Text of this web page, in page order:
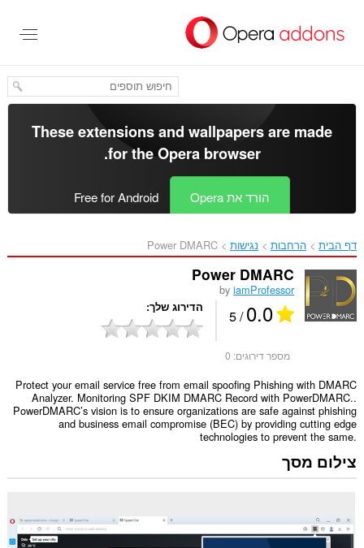
העיקרי
These extensions and wallpapers are made
for theOpera browser
.
הורד את Opera Free for Android
דף הבית הרחבות נגישות Power DMARC‎
Power DMARC
byiamProfessor
0.0
/ 5 הדירוג שלך
מספר דירוגים: 0
Protect your email service free from email spoofing Phishing with DMARC
Analyzer. Monitoring SPF DKIM DMARC Record with PowerDMARC..
PowerDMARC’s vision is to ensure organizations are safe against phishing
and business email compromise (BEC) by providing cutting edge
technologies to prevent the same.
צילום מסך